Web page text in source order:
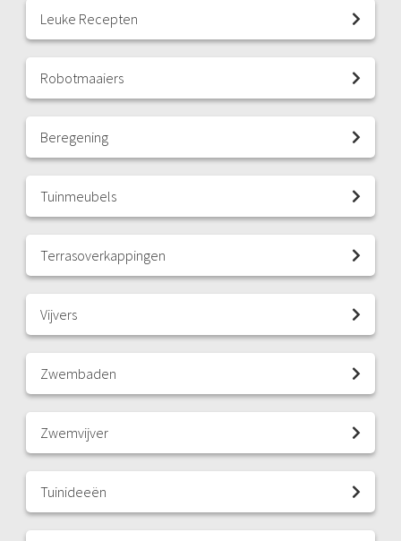
Leuke Recepten
Robotmaaiers
Beregening
Tuinmeubels
Terrasoverkappingen
Vijvers
Zwembaden
Zwemvijver
Tuinideeën